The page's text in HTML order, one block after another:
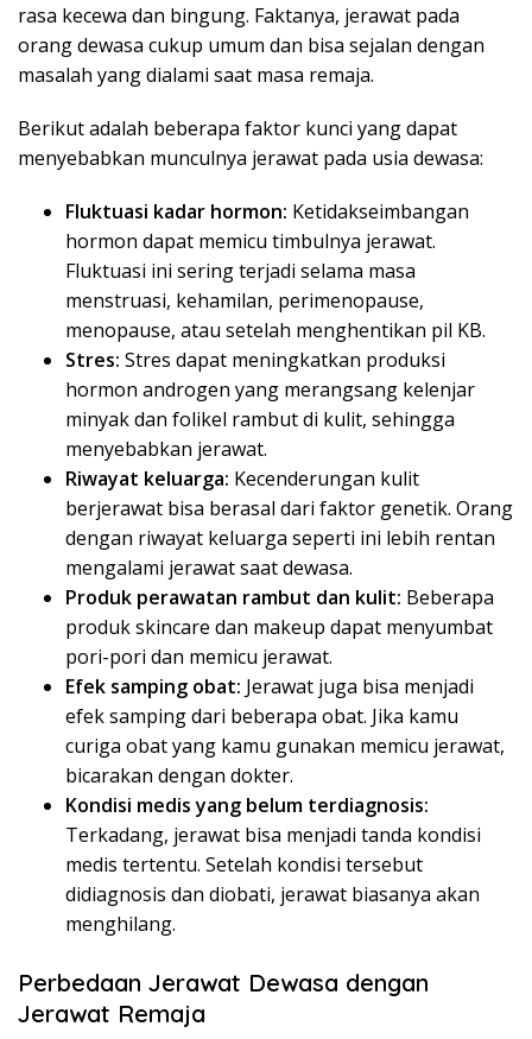
rasa kecewa dan bingung. Faktanya, jerawat pada
orang dewasa cukup umum dan bisa sejalan dengan
masalah yang dialami saat masa remaja.
Berikut adalah beberapa faktor kunci yang dapat
menyebabkan munculnya jerawat pada usia dewasa:
Fluktuasi kadar hormon: Ketidakseimbangan
hormon dapat memicu timbulnya jerawat.
Fluktuasi ini sering terjadi selama masa
menstruasi, kehamilan, perimenopause,
menopause, atau setelah menghentikan pil KB.
Stres: Stres dapat meningkatkan produksi
hormon androgen yang merangsang kelenjar
minyak dan folikel rambut di kulit, sehingga
menyebabkan jerawat.
Riwayat keluarga: Kecenderungan kulit
berjerawat bisa berasal dari faktor genetik. Orang
dengan riwayat keluarga seperti ini lebih rentan
mengalami jerawat saat dewasa.
Produk perawatan rambut dan kulit: Beberapa
produk skincare dan makeup dapat menyumbat
pori-pori dan memicu jerawat.
Efek samping obat: Jerawat juga bisa menjadi
efek samping dari beberapa obat. Jika kamu
curiga obat yang kamu gunakan memicu jerawat,
bicarakan dengan dokter.
Kondisi medis yang belum terdiagnosis:
Terkadang, jerawat bisa menjadi tanda kondisi
medis tertentu. Setelah kondisi tersebut
didiagnosis dan diobati, jerawat biasanya akan
menghilang.
Perbedaan Jerawat Dewasa dengan
Jerawat Remaja